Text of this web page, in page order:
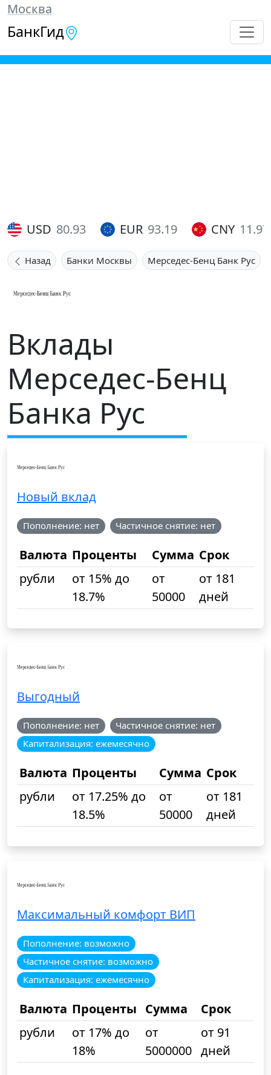
Москва
БанкГид
USD 80.93 EUR 93.19 CNY 11.97
Назад Банки Москвы Мерседес-Бенц Банк Рус
Вклады
Мерседес-Бенц
Банка Рус
Новый вклад
Пополнение: нет Частичное снятие: нет
Валюта Проценты Сумма Срок
рубли
от 15% до
18.7%
от
50000
от 181
дней
Выгодный
Пополнение: нет
Частичное снятие: нет
Капитализация: ежемесячно
Валюта Проценты Сумма Срок
рубли
от 17.25% до
18.5%
от
50000
от 181
дней
Максимальный комфорт ВИП
Пополнение: возможно
Частичное снятие: возможно
Капитализация: ежемесячно
Валюта Проценты Сумма
Срок
рубли
от 17% до
18%
от
5000000
от 91
дней